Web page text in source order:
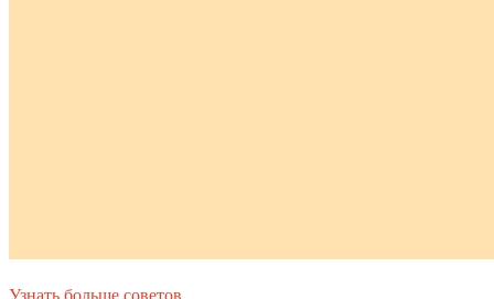
Узнать больше советов